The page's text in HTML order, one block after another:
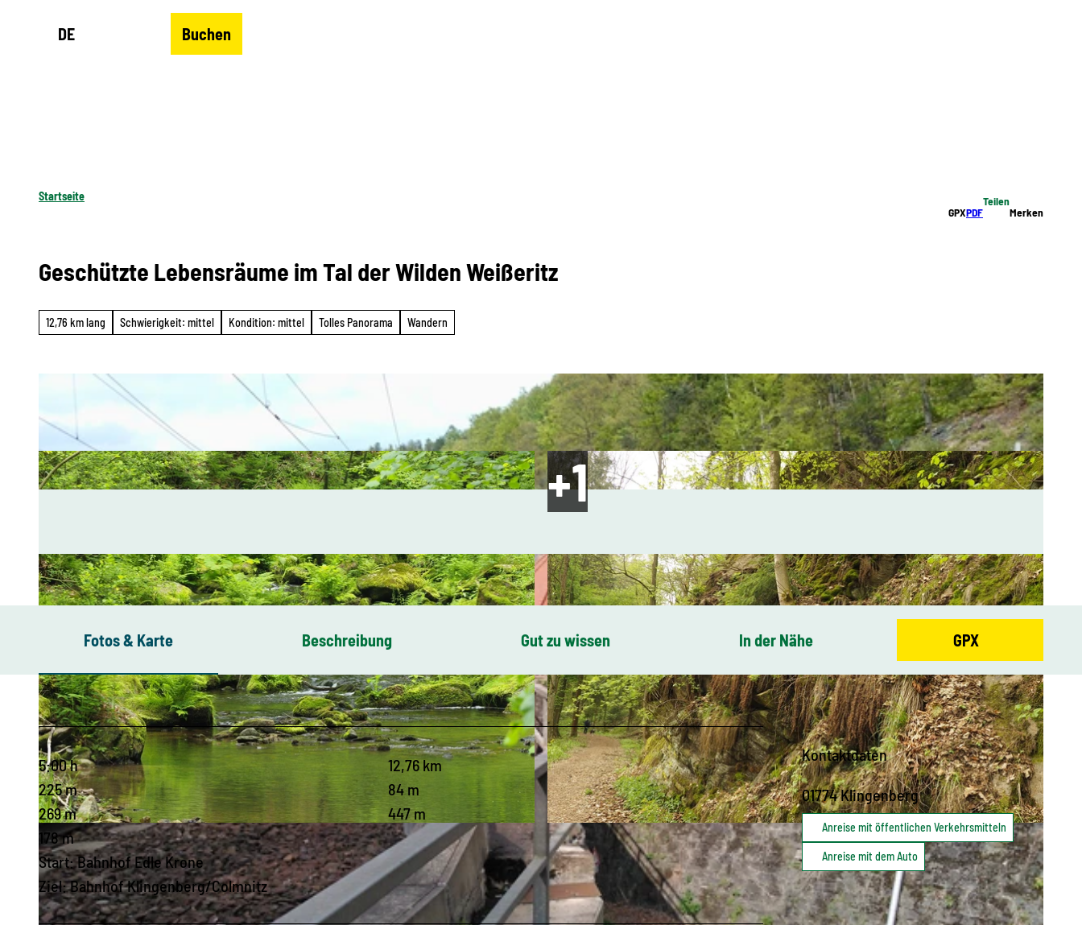
DE Buchen
Startseite
GPXPDF
Teilen
Merken
Geschützte Lebensräume im Tal der Wilden Weißeritz
12,76 km lang Schwierigkeit: mittel Kondition: mittel Tolles Panorama Wandern
© Gerold Pöhler © Gerold Pöhler
Fotos & Karte Beschreibung Gut zu wissen In der Nähe GPX
5:00 h
12,76 km
225 m
84 m
269 m
447 m
178 m
Start: Bahnhof Edle Krone
Ziel: Bahnhof Klingenberg/Colmnitz
Kontaktdaten
01774Klingenberg
Anreise mit öffentlichen Verkehrsmitteln
Anreise mit dem Auto